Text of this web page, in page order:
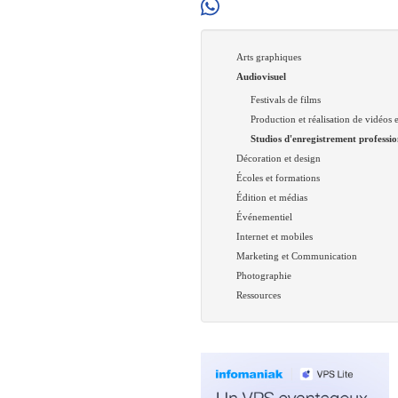
Arts graphiques
Audiovisuel
Festivals de films
Production et réalisation de vidéos
Studios d'enregistrement
Décoration et design
Écoles et formations
Édition et médias
Événementiel
Internet et mobiles
Marketing et Communication
Photographie
Ressources